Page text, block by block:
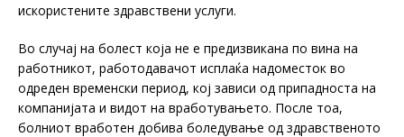
искористените здравствени услуги.
Во случај на болест која не е предизвикана по вина на
работникот, работодавачот исплаќа надоместок во
одреден временски период, кој зависи од припадноста на
компанијата и видот на вработувањето. После тоа,
болниот вработен добива боледување од здравственото